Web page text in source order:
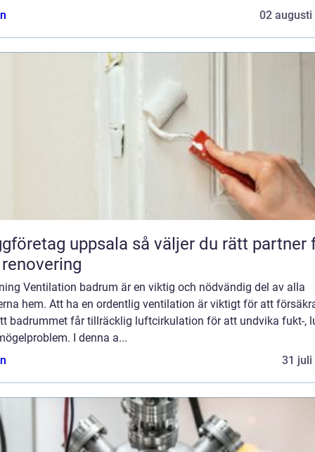
02 augusti
uppsala så väljer du rätt partner för
Ventilation badrum är en viktig och nödvändig del av alla
hem. Att ha en ordentlig ventilation är viktigt för att
badrummet får tillräcklig luftcirkulation för att undvika fukt-,
I denna a...
31 juli